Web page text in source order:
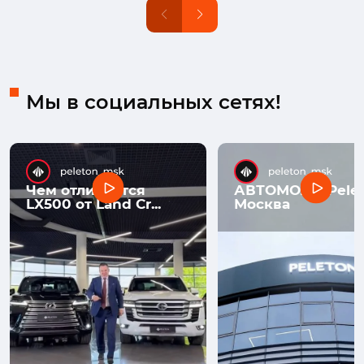
Мы в социальных сетях!
Чем отличается
LX500 от Land Cr...
АВТОМОЛЛ
Москва